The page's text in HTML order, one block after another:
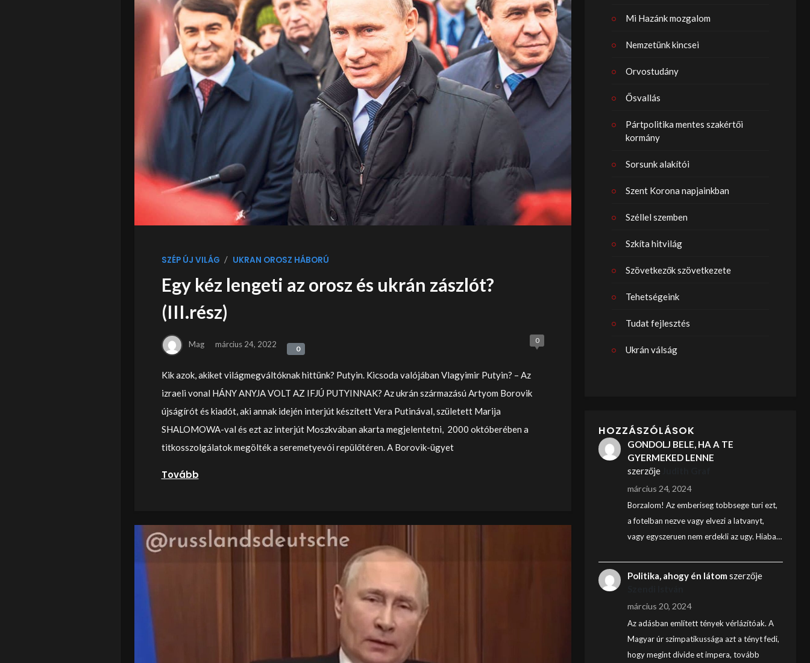
SZÉP ÚJ VILÁG / UKRAN OROSZ HÁBORÚ
Egy kéz lengeti az orosz és ukrán zászlót?
(III.rész)
Mag március 24, 2022
0
0
Kik azok, akiket világmegváltóknak hittünk? Putyin. Kicsoda valójában Vlagyimir Putyin? – Az
izraeli vonal HÁNY ANYJA VOLT AZ IFJÚ PUTYINNAK? Az ukrán származású Artyom Borovik
újságírót és kiadót, aki annak idején interjút készített Vera Putinával, született Marija
SHALOMOWA-val és ezt az interjút Moszkvában akarta megjelentetni, 2000 októberében a
titkosszolgálatok megölték a seremetyevói repülőtéren. A Borovik-ügyet
Tovább
Mi Hazánk mozgalom
Nemzetünk kincsei
Orvostudány
Ősvallás
Pártpolitika mentes szakértői
kormány
Sorsunk alakítói
Szent Korona napjainkban
Széllel szemben
Szkíta hitvilág
Szövetkezők szövetkezete
Tehetségeink
Tudat fejlesztés
Ukrán válság
HOZZÁSZÓLÁSOK
GONDOLJ BELE, HA A TE
GYERMEKED LENNE
szerzője
március 24, 2024
Borzalom! Az emberiseg tobbsege turi ezt,
a fotelban nezve vagy elvezi a latvanyt,
vagy egyszeruen nem erdekli az ugy. Hiaba…
Politika, ahogy én látom szerzője
március 20, 2024
Az adásban említett tények vérlázítóak. A
Magyar úr szimpatikussága azt a tényt fedi,
hogy megint divide et impera, tovább